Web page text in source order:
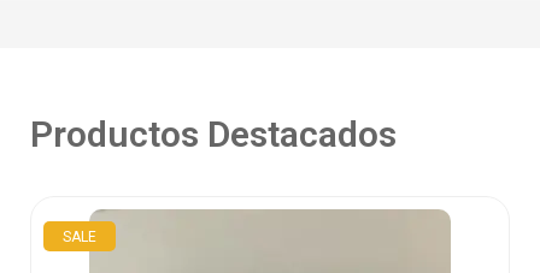
Productos Destacados
SALE